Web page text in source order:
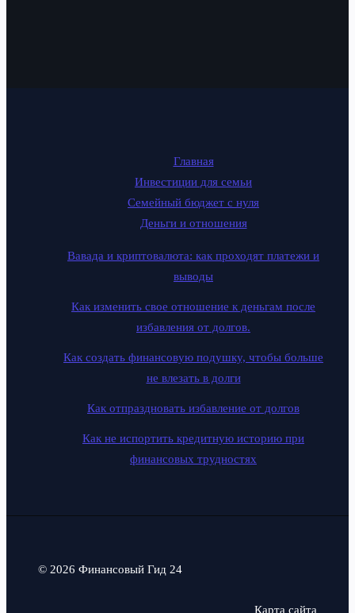
Главная
Инвестиции для семьи
Семейный бюджет с нуля
Деньги и отношения
Вавада и криптовалюта: как проходят платежи и
выводы
Как изменить свое отношение к деньгам после
избавления от долгов.
Как создать финансовую подушку, чтобы больше
не влезать в долги
Как отпраздновать избавление от долгов
Как не испортить кредитную историю при
финансовых трудностях
© 2026 Финансовый Гид 24
Карта сайта